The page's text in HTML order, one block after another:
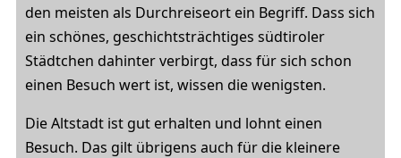
den meisten als Durchreiseort ein Begriff. Dass sich
ein schönes, geschichtsträchtiges südtiroler
Städtchen dahinter verbirgt, dass für sich schon
einen Besuch wert ist, wissen die wenigsten.
Die Altstadt ist gut erhalten und lohnt einen
Besuch. Das gilt übrigens auch für die kleinere